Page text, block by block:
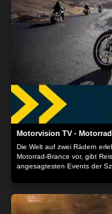
Motorvision TV - Motorrad
Die Welt auf zwei Rädern
Motorrad-Brance vor, gibt
angesagtesten Events der